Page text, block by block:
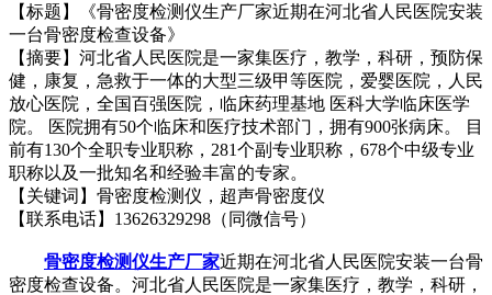
【标题】《骨密度检测仪生产厂家近期在河北省人民医院安装
一台骨密度检查设备》
【摘要】 河北省人民医院是一家集医疗，教学，科研，预防保
健，康复，急救于一体的大型三级甲等医院，爱婴医院，人民
放心医院，全国百强医院，临床药理基地 医科大学临床医学
院。 医院拥有50个临床和医疗技术部门，拥有900张病床。 目
前有130个全职专业职称，281个副专业职称，678个中级专业
职称以及一批知名和经验丰富的专家。
【关键词】 骨密度检测仪 ，超声骨密度仪
【联系电话】13626329298（同微信号）
骨密度检测仪生产厂家近期在河北省人民医院安装一台骨
密度检查设备。 河北省人民医院是一家集医疗，教学，科研，